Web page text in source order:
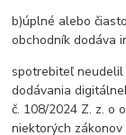
b)úplné alebo
obchodník dodáva
spotrebiteľ neudelil
dodávania
č. 108/2024 Z. z. o
niektorých